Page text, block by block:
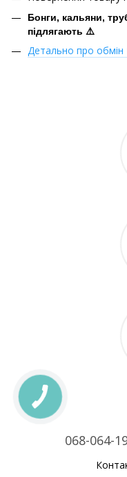
Бонги, кальяни,
підлягають ⚠️
Детально про обмін
068-064-